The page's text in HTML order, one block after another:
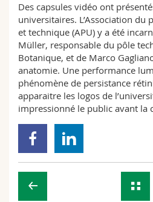
Des capsules vidéo ont
universitaires. L’Association
et technique (APU) y a été
Müller, responsable du pôle
Botanique, et de Marco
anatomie. Une performance
phénomène de persistance
apparaitre les logos de
impressionné le public avant la